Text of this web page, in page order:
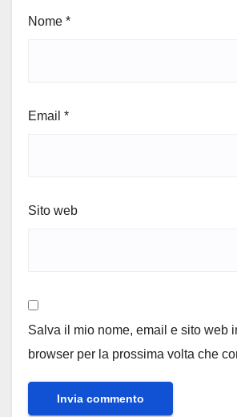
Nome *
Email *
Sito web
Salva il mio nome, email e sito web
browser per la prossima volta che